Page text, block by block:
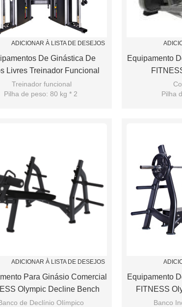
ADICIONAR À LISTA DE DESEJOS
De Ginástica De
Livres Treinador Funcional
Poderoso
Treinador funcional
Pilha de peso: 80 kg * 2
Equipamento
Pilha
ADICIONAR À LISTA DE DESEJOS
Para Ginásio Comercial
Olympic Decline Bench
de Declínio Olímpico
Equipamento
FITNESS
Banco